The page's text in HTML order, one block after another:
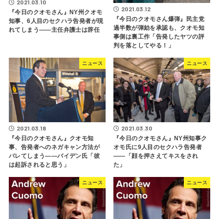
2021.03.10
『今日のクオモさん』NY州クオモ
知事、6人目のセクハラ告発者が現
れてしまう――主任弁護士は辞任
2021.03.12
『今日のクオモさん爆弾』民主党
過半数が弾劾を承認も、クオモ知
事側は裏工作「告発したヤツの評
判を落としてやる！」
ニュース
2021.03.18
『今日のクオモさん』クオモ知
事、告発者へのネガキャン方法が
バレてしまう――バイデン氏「彼
は起訴されると思う」
ニュース
2021.03.30
『今日のクオモさん』NY州知事ク
オモ氏に9人目のセクハラ告発者
――「顔を押さえてキスをされ
た」
ニュース ニュース